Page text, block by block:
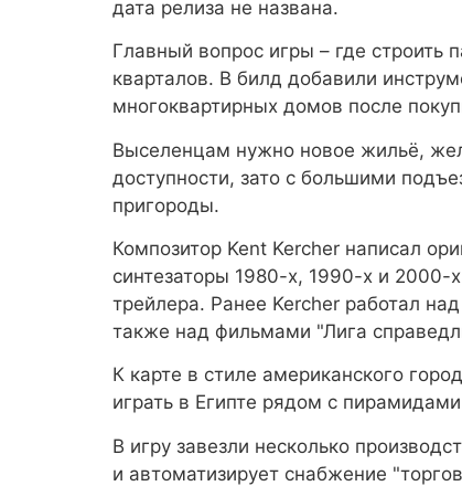
дата релиза не названа.
Главный вопрос игры – где строить
кварталов. В билд добавили
многоквартирных домов после
Выселенцам нужно новое жильё,
доступности, зато с большими
пригороды.
Композитор Kent Kercher написал
синтезаторы 1980-х, 1990-х и
трейлера. Ранее Kercher работал
также над фильмами "Лига
К карте в стиле американского
играть в Египте рядом с
В игру завезли несколько
и автоматизирует снабжение